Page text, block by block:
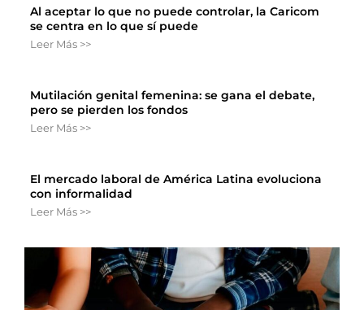
Al aceptar lo que no puede controlar, la Caricom
se centra en lo que sí puede
Leer Más >>
Mutilación genital femenina: se gana el debate,
pero se pierden los fondos
Leer Más >>
El mercado laboral de América Latina evoluciona
con informalidad
Leer Más >>